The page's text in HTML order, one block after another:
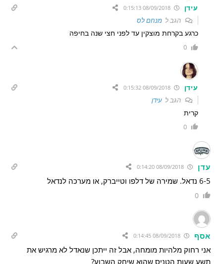
עידן 08/09/2018 0:15:13
הגב למנחם לס
כרגע בקרחת מוצקין עד לפני חצי שנה בחיפה
0
עידן 08/09/2018 0:15:32
הגב לעידן
קרית
0
עדן
6-5 נדאל. שמירה של דלפו וטייברק, או מערכה לנדאל
0
אסף
אני רחוק מלהיות מומחה, אבל זה ייתכן שנאדל לא מרגיש את
תשע שעות הטניס שהוא שיחק השבוע?